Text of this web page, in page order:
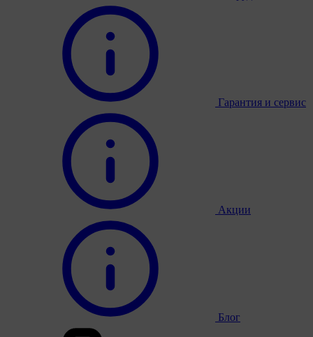
Гарантия и сервис
Акции
Блог